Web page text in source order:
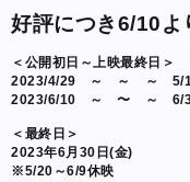
好評につき6/10よ
＜公開初日～上映最終日＞
2023/4/29 ～ ～ ～ 5/
2023/6/10 ～ 〜 ～ 6/
＜最終日＞
2023年6月30日(金)
※5/20～6/9休映